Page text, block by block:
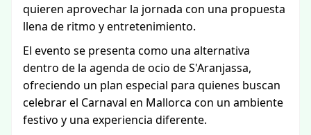
quieren aprovechar la jornada con una propuesta
llena de ritmo y entretenimiento.
El evento se presenta como una alternativa
dentro de la agenda de ocio de S'Aranjassa,
ofreciendo un plan especial para quienes buscan
celebrar el Carnaval en Mallorca con un ambiente
festivo y una experiencia diferente.